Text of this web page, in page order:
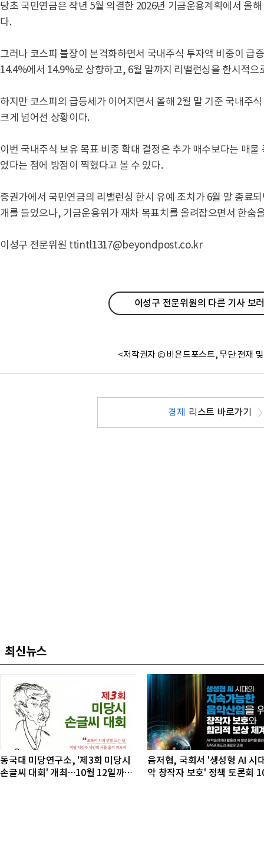
당초 국민연금은 작년 5월 의결한 2026년 기금운용계획에서 올
다.
그러나 코스피 불장이 본격화하면서 국내주식 투자액 비중이 급
14.4%에서 14.9%로 상향하고, 6월 말까지 리밸런싱을 한시적으
하지만 코스피의 급등세가 이어지면서 올해 2월 말 기준 국내주
크게 넘어선 상황이다.
이번 국내주식 보유 목표 비중 확대 결정은 추가 매수보다는 매
었다는 점에 방점이 찍혔다고 볼 수 있다.
증권가에서 국민연금의 리밸런싱 한시 유예 조치가 6월 말 종료
개를 들었으나, 기금운용위가 재차 목표치를 올려잡으면서 한숨
이성구 전문위원 ttintl1317@beyondpost.co.kr
이성구 전문위원의 다른 기사 보
<저작권자 © 비욘드포스트, 무단 전재
경제 리스트 바로가기
최신뉴스
동국대 미당연구소, '제3회 미당시
손글씨 대회' 개최…10월 12일까지
음저협, 국회서 '생성형 AI 시
악 창작자 보호' 정책 토론회